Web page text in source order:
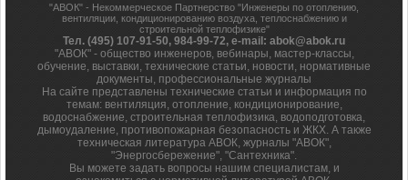
"АВОК" - Некоммерческое Партнерство "Инженеры по отоплению,
вентиляции, кондиционированию воздуха, теплоснабжению и
строительной теплофизике"
Тел. (495) 107-91-50, 984-99-72, e-mail: abok@abok.ru
"АВОК" - общество инженеров, вебинары, мастер-классы,
обучение, выставки, технические статьи, новости, нормативные
документы, профессиональные журналы
На сайте представлены технические статьи и информация по
темам: вентиляция, отопление, кондиционирование,
водоснабжение, строительная теплофизика, водоподготовка,
дымоудаление, противопожарная безопасность и ЖКХ. А также
техническая литература АВОК, журналы "АВОК",
"Энергосбережение", "Сантехника".
Вы можете задать вопросы нашим специалистам, и